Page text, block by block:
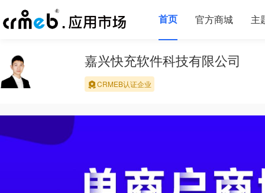
首页 官方商城 主
嘉兴快充软件科技有限公司
CRMEB认证企业